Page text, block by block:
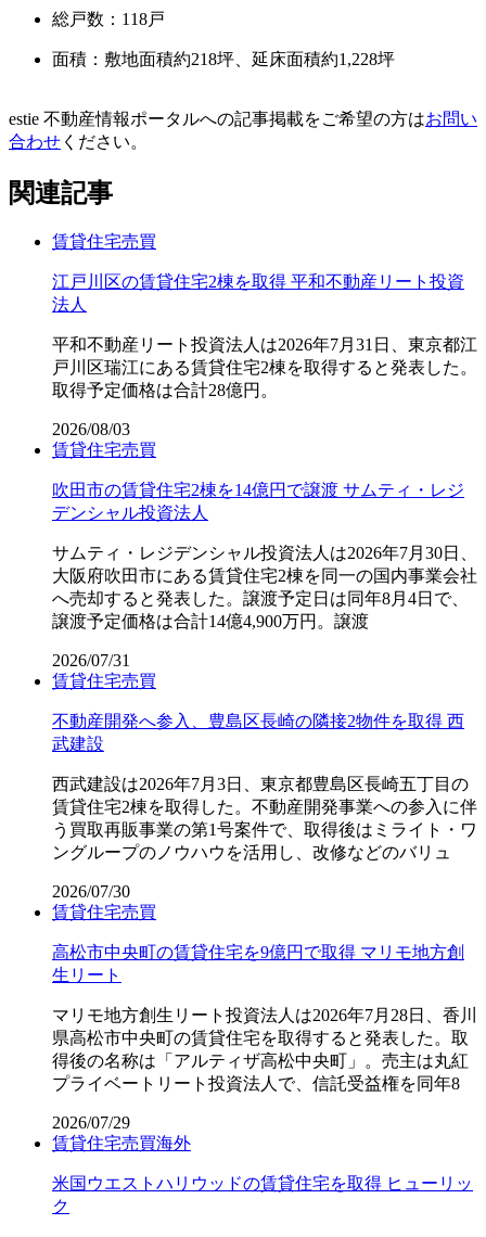
総戸数：118戸
面積：敷地面積約218坪、延床面積約1,228坪
estie 不動産情報ポータルへの記事掲載をご希望の方はお問い
合わせ ください。
関連記事
賃貸住宅売買
江戸川区の賃貸住宅2棟を取得 平和不動産リート投資
法人
平和不動産リート投資法人は2026年7月31日、東京都江
戸川区瑞江にある賃貸住宅2棟を取得すると発表した。
取得予定価格は合計28億円。
2026/08/03
賃貸住宅売買
吹田市の賃貸住宅2棟を14億円で譲渡 サムティ・レジ
デンシャル投資法人
サムティ・レジデンシャル投資法人は2026年7月30日、
大阪府吹田市にある賃貸住宅2棟を同一の国内事業会社
へ売却すると発表した。譲渡予定日は同年8月4日で、
譲渡予定価格は合計14億4,900万円。譲渡
2026/07/31
賃貸住宅売買
不動産開発へ参入、豊島区長崎の隣接2物件を取得 西
武建設
西武建設は2026年7月3日、東京都豊島区長崎五丁目の
賃貸住宅2棟を取得した。不動産開発事業への参入に伴
う買取再販事業の第1号案件で、取得後はミライト・ワ
ングループのノウハウを活用し、改修などのバリュ
2026/07/30
賃貸住宅売買
高松市中央町の賃貸住宅を9億円で取得 マリモ地方創
生リート
マリモ地方創生リート投資法人は2026年7月28日、香川
県高松市中央町の賃貸住宅を取得すると発表した。取
得後の名称は「アルティザ高松中央町」。売主は丸紅
プライベートリート投資法人で、信託受益権を同年8
2026/07/29
賃貸住宅売買海外
米国ウエストハリウッドの賃貸住宅を取得 ヒューリッ
ク